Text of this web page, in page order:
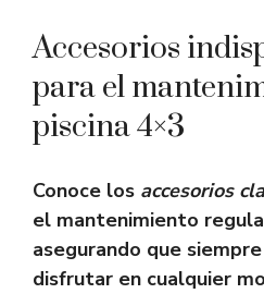
Accesorios
para el
piscina 4×3
Conoce los accesorios
el mantenimiento
asegurando que
disfrutar en cualquier